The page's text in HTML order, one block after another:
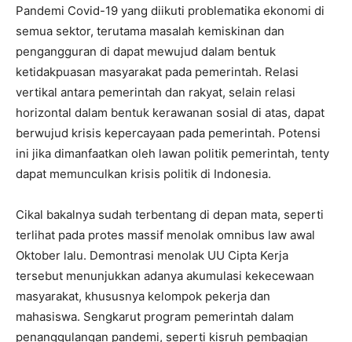
Pandemi Covid-19 yang diikuti problematika ekonomi di
semua sektor, terutama masalah kemiskinan dan
pengangguran di dapat mewujud dalam bentuk
ketidakpuasan masyarakat pada pemerintah. Relasi
vertikal antara pemerintah dan rakyat, selain relasi
horizontal dalam bentuk kerawanan sosial di atas, dapat
berwujud krisis kepercayaan pada pemerintah. Potensi
ini jika dimanfaatkan oleh lawan politik pemerintah, tenty
dapat memunculkan krisis politik di Indonesia.
Cikal bakalnya sudah terbentang di depan mata, seperti
terlihat pada protes massif menolak omnibus law awal
Oktober lalu. Demontrasi menolak UU Cipta Kerja
tersebut menunjukkan adanya akumulasi kekecewaan
masyarakat, khususnya kelompok pekerja dan
mahasiswa. Sengkarut program pemerintah dalam
penanggulangan pandemi, seperti kisruh pembagian